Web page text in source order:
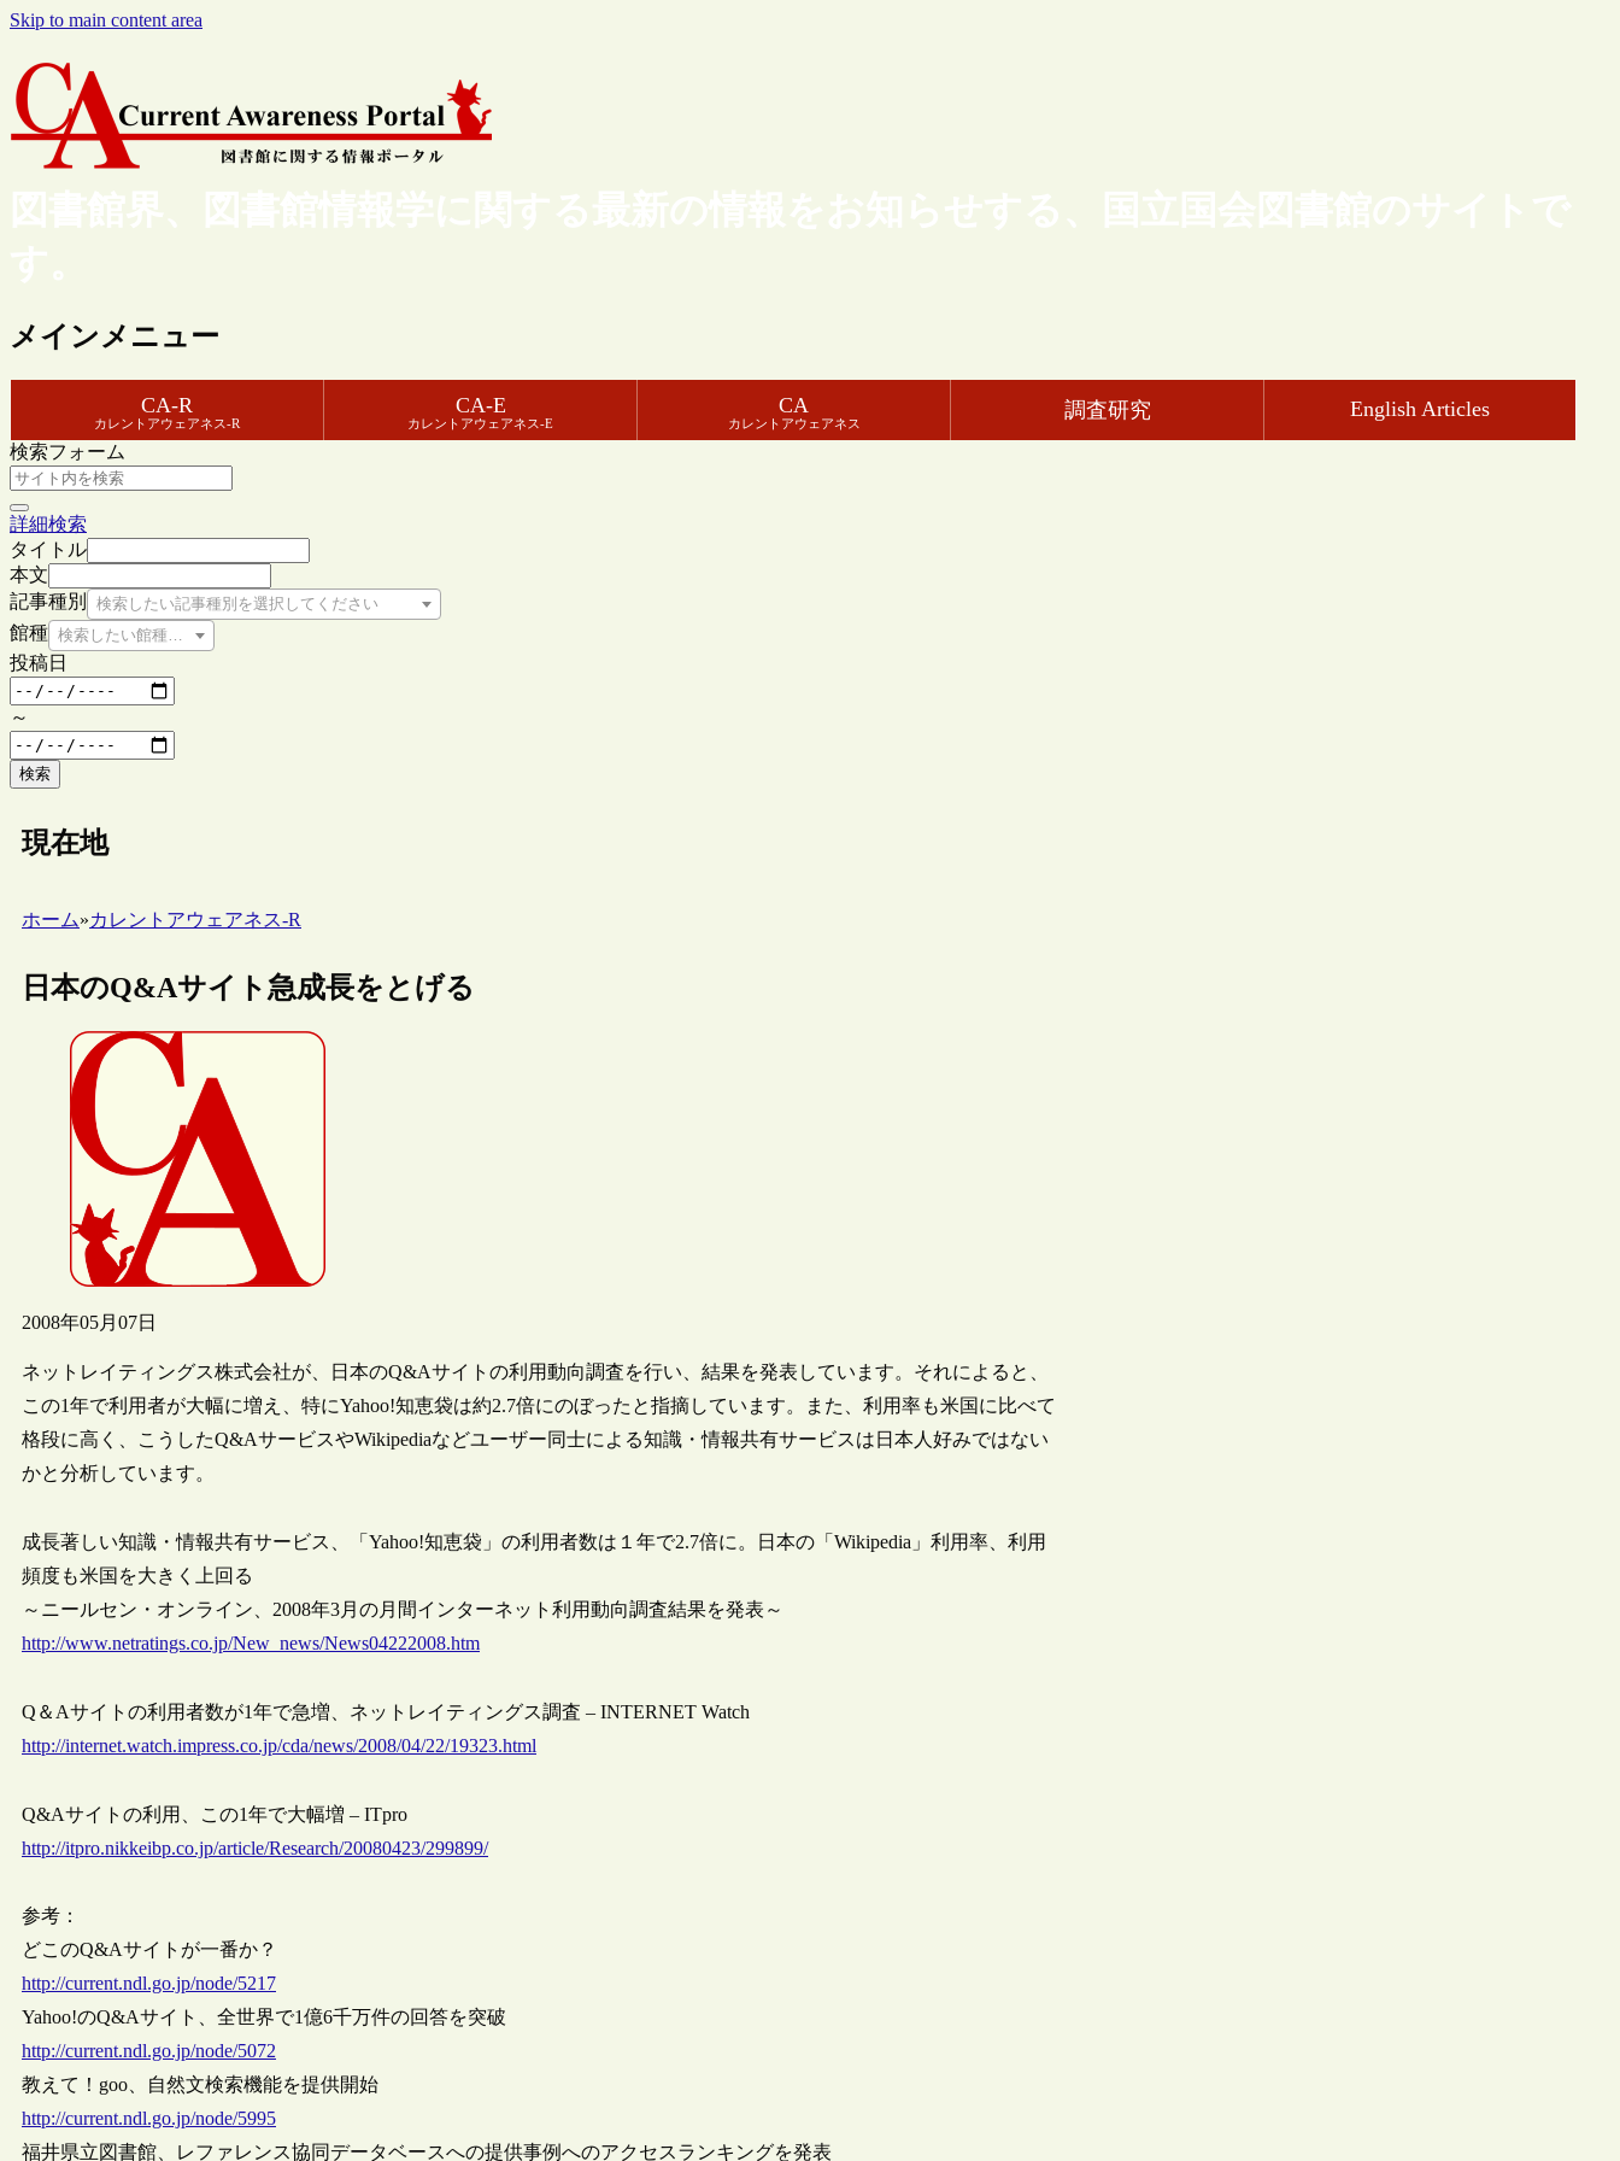
Skip to main content area
図書館界、図書館情報学に関する最新の情報をお知らせする、国立国会図書館のサイトで
す。
メインメニュー
CA-R
カレントアウェアネス-R
CA-E
カレントアウェアネス-E
CA
カレントアウェアネス
調査研究 English Articles
検索フォーム
詳細検索
タイトル
本文
記事種別
検索したい記事種別を選択してください
館種 検索したい館種を選択してください
投稿日
～
検索
現在地
ホーム»カレントアウェアネス-R
日本のQ&Aサイト急成長をとげる
2008年05月07日
ネットレイティングス株式会社が、日本のQ&Aサイトの利用動向調査を行い、結果を発表しています。それによると、
この1年で利用者が大幅に増え、特にYahoo!知恵袋は約2.7倍にのぼったと指摘しています。また、利用率も米国に比べて
格段に高く、こうしたQ&AサービスやWikipediaなどユーザー同士による知識・情報共有サービスは日本人好みではない
かと分析しています。
成長著しい知識・情報共有サービス、「Yahoo!知恵袋」の利用者数は１年で2.7倍に。日本の「Wikipedia」利用率、利用
頻度も米国を大きく上回る
～ニールセン・オンライン、2008年3月の月間インターネット利用動向調査結果を発表～
http://www.netratings.co.jp/New_news/News04222008.htm
Q＆Aサイトの利用者数が1年で急増、ネットレイティングス調査 – INTERNET Watch
http://internet.watch.impress.co.jp/cda/news/2008/04/22/19323.html
Q&Aサイトの利用、この1年で大幅増 – ITpro
http://itpro.nikkeibp.co.jp/article/Research/20080423/299899/
参考：
どこのQ&Aサイトが一番か？
http://current.ndl.go.jp/node/5217
Yahoo!のQ&Aサイト、全世界で1億6千万件の回答を突破
http://current.ndl.go.jp/node/5072
教えて！goo、自然文検索機能を提供開始
http://current.ndl.go.jp/node/5995
福井県立図書館、レファレンス協同データベースへの提供事例へのアクセスランキングを発表